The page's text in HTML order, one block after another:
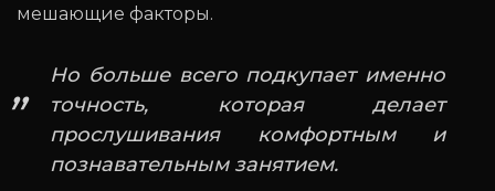
мешающие факторы.
Но больше всего подкупает именно
точность, которая делает
прослушивания комфортным и
познавательным занятием.